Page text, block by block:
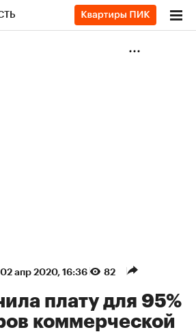
02 апр 2020, 16:36 82
плату для 95%
коммерческой